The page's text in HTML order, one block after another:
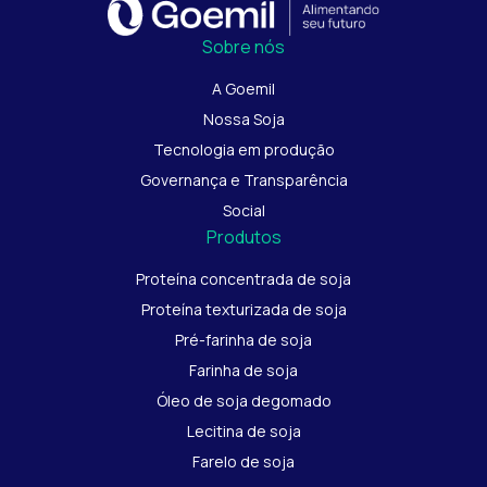
Sobre nós
A Goemil
Nossa Soja
Tecnologia em produção
Governança e Transparência
Social
Produtos
Proteína concentrada de soja
Proteína texturizada de soja
Pré-farinha de soja
Farinha de soja
Óleo de soja degomado
Lecitina de soja
Farelo de soja